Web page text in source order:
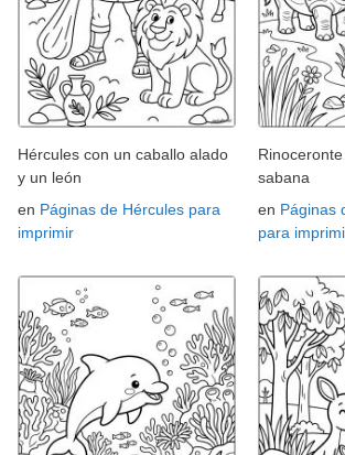
Hércules con un caballo alado
y un león
en Páginas de Hércules para
imprimir
sabana
en Páginas
para